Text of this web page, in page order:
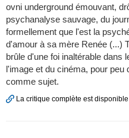
ovni underground émouvant,
psychanalyse sauvage, du
formellement que l'est la
d'amour à sa mère Renée (...)
brûle d'une foi inaltérable dans
l'image et du cinéma, pour
comme sujet.
La critique complète est